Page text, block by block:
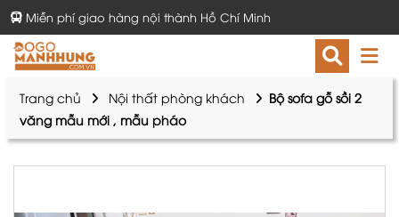
Miễn phí giao hàng nội thành Hồ Chí Minh
Trang chủ Nội thất phòng khách
Bộ sofa gỗ sồi 2
văng mẫu mới , mẫu pháo